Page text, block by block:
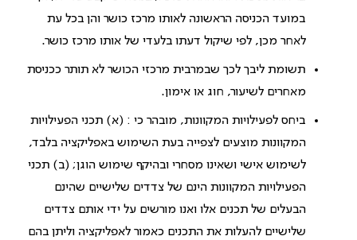
במועד הכניסה הראשונה לאותו מרכז כושר והן בכל עת
לאחר מכן, לפי שיקול דעתו בלעדי של אותו מרכז כושר.
תשומת ליבך לכך שבמרבית מרכזי הכושר לא תותר ככניסת
מאחרים לשיעור, חוג או אימון.
ביחס לפעילויות המקוונות, מובהר כי : (א) תכני הפעילויות
המקוונות מוצעים לצפייה בעת השימוש באפליקציה בלבד,
לשימוש אישי ושאינו מסחרי ובהיקף שימוש הוגן; (ב) תכני
הפעילויות המקוונות הינם של צדדים שלישיים שהינם
הבעלים של תכנים אלו ואנו מורשים על ידי אותם צדדים
שלישיים להעלות את התכנים כאמור לאפליקציה וליתן בהם